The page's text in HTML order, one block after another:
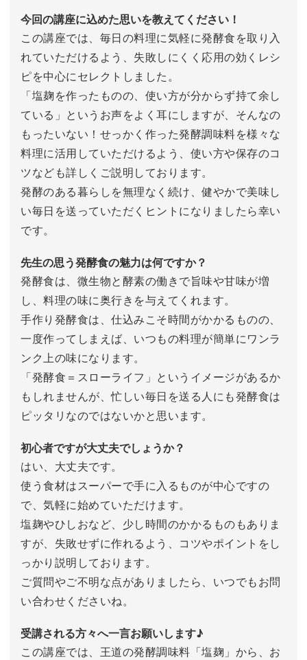
今回の講座に込めた思いを教えてください！
この講座では、毎日の料理に気軽に発酵食を取り入
れていただけるよう、失敗しにくく応用の効くレシ
ピを中心にセレクトしました。
「塩麹を作ったものの、使い方が分からず持て余し
ている」というお声をよく耳にしますが、そんなの
もったいない！せっかく作った発酵調味料を様々な
料理に活用していただけるよう、使い方や保存のコ
ツなども詳しくご説明しております。
発酵のある暮らしを無理なく続け、健やかで美味し
い毎日を送っていただくヒントになりましたら幸い
です。
先生の思う発酵食の魅力は何ですか？
発酵食は、微生物と酵素の働きで旨味や甘味が増
し、料理の味に奥行きを与えてくれます。
手作り発酵食は、仕込みこそ時間がかかるものの、
一度作ってしまえば、いつもの料理が簡単にワンラ
ンク上の味になります。
「発酵食＝スローライフ」というイメージがあるか
もしれませんが、忙しい毎日を送る人にも発酵食は
ピッタリなのではないかと思います。
初心者ですが大丈夫でしょうか？
はい、大丈夫です。
使う食材はスーパーで手に入るものが中心ですの
で、気軽に始めていただけます。
塩麹やひしおなど、少し時間のかかるものもありま
すが、失敗せずに作れるよう、コツやポイントをし
っかり説明しております。
ご質問やご不明な点がありましたら、いつでもお問
い合わせくださいね。
受講される方々へ一言お願いします♪
この講座では、王道の発酵調味料「塩麹」から、お